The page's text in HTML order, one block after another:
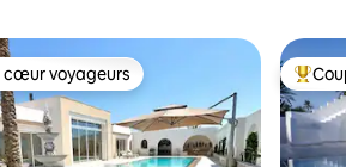
cœur voyageurs
cœur voyageurs